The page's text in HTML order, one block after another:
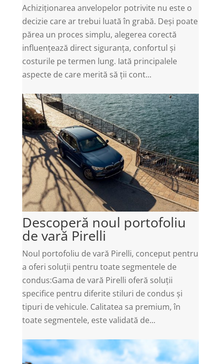
Achiziționarea anvelopelor potrivite nu este o
decizie care ar trebui luată în grabă. Deși poate
părea un proces simplu, alegerea corectă
influențează direct siguranța, confortul și
costurile pe termen lung. Iată principalele
aspecte de care merită să ții cont...
Descoperă noul portofoliu
de vară Pirelli
Noul portofoliu de vară Pirelli, conceput pentru
a oferi soluții pentru toate segmentele de
condus:Gama de vară Pirelli oferă soluții
specifice pentru diferite stiluri de condus și
tipuri de vehicule. Calitatea sa premium, în
toate segmentele, este validată de...